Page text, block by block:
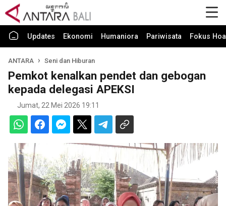
Updates Ekonomi Humaniora Pariwisata Fokus
ANTARA Seni dan Hiburan
Pemkot kenalkan pendet dan gebogan
kepada delegasi APEKSI
Jumat, 22 Mei 2026 19:11